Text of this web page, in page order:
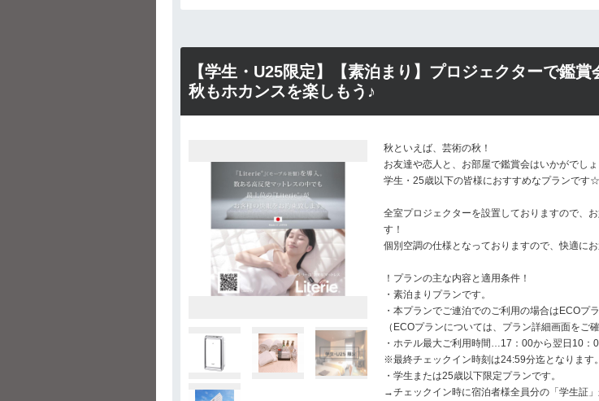
【学生・U25限定】【素泊まり】プロジェクターで鑑
秋もホカンスを楽しもう♪
秋といえば、芸術の秋！
お友達や恋人と、お部屋で鑑賞会はいかがでし
学生・25歳以下の皆様におすすめなプランです☆
全室プロジェクターを設置しておりますので、
す！
個別空調の仕様となっておりますので、快適に
！プランの主な内容と適用条件！
・素泊まりプランです。
・本プランでご連泊でのご利用の場合はECOプ
（ECOプランについては、プラン詳細画面をご
・ホテル最大ご利用時間…17：00から翌日10：
※最終チェックイン時刻は24:59分迄となります。
・学生または25歳以下限定プランです。
→チェックイン時に宿泊者様全員分の「学生証